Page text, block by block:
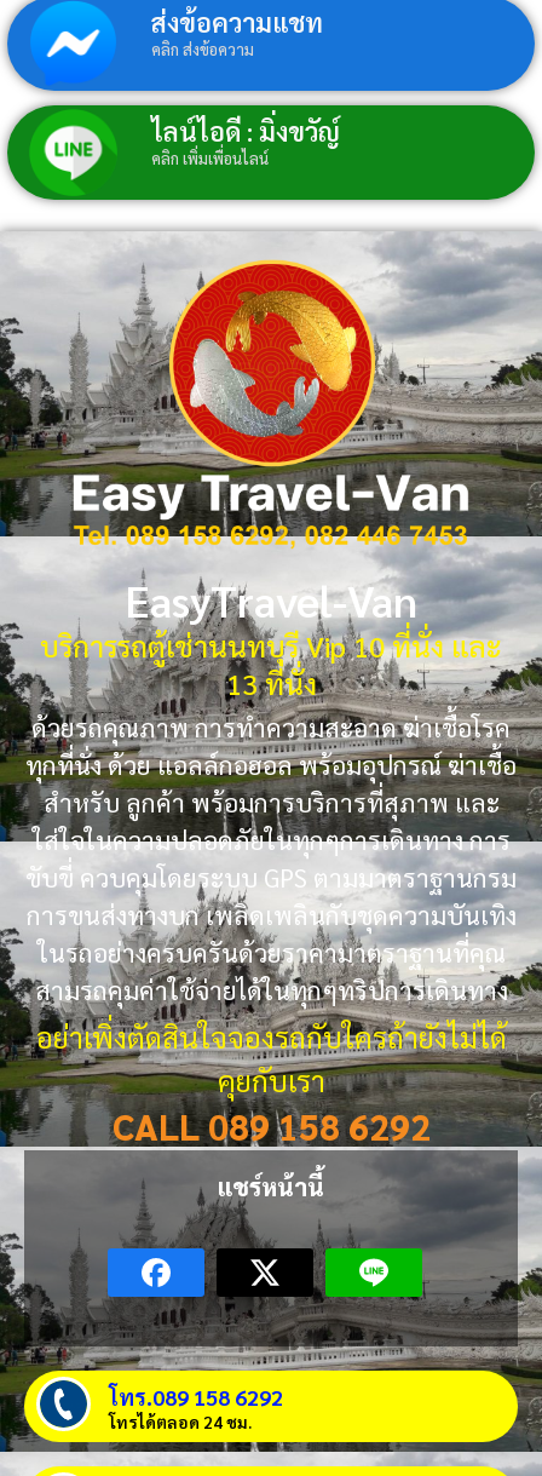
ส่งข้อความแชท
คลิก ส่งข้อความ
ไลน์ไอดี : มิ่งขวัญ์
คลิก เพิ่มเพื่อนไลน์
EasyTravel-Van
บริการรถตู้เช่านนทบุรี Vip 10 ที่นั่ง และ
13 ที่นั่ง
ด้วยรถคุณภาพ การทำความสะอาด ฆ่าเชื้อโรค
ทุกที่นั่ง ด้วย แอลล์กอฮอล พร้อมอุปกรณ์ ฆ่าเชื้อ
สำหรับ ลูกค้า พร้อมการบริการที่สุภาพ และ
ใส่ใจในความปลอดภัยในทุกๆการเดินทาง การ
ขับขี่ ควบคุมโดยระบบ GPS ตามมาตราฐานกรม
การขนส่งทางบก เพลิดเพลินกับชุดความบันเทิง
ในรถอย่างครบครันด้วยราคามาตราฐานที่คุณ
สามรถคุมค่าใช้จ่ายได้ในทุกๆทริปการเดินทาง
อย่าเพิ่งตัดสินใจจองรถกับใครถ้ายังไม่ได้
คุยกับเรา
CALL 089 158 6292
แชร์หน้านี้
โทร.089 158 6292
โทรได้ตลอด 24 ชม.